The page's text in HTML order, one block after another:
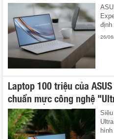
định
26/
Laptop 100 triệu của
chuẩn mực công nghệ
hình